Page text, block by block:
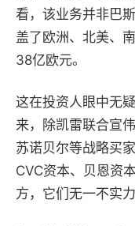
看，该业务并非巴
盖了欧洲、北美、
38亿欧元。
这在投资人眼中无
来，除凯雷联合宣
苏诺贝尔等战略买
CVC资本、贝恩资
方，它们无一不实力